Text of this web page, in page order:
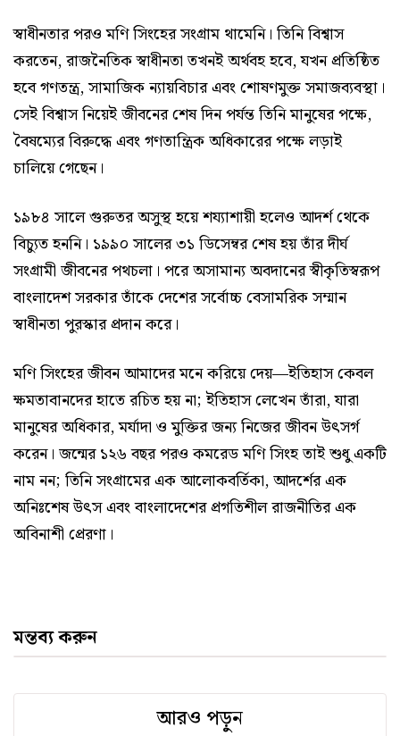
স্বাধীনতার পরও মণি সিংহের সংগ্রাম থামেনি। তিনি বিশ্বাস
করতেন, রাজনৈতিক স্বাধীনতা তখনই অর্থবহ হবে, যখন প্রতিষ্ঠিত
হবে গণতন্ত্র, সামাজিক ন্যায়বিচার এবং শোষণমুক্ত সমাজব্যবস্থা।
সেই বিশ্বাস নিয়েই জীবনের শেষ দিন পর্যন্ত তিনি মানুষের পক্ষে,
বৈষম্যের বিরুদ্ধে এবং গণতান্ত্রিক অধিকারের পক্ষে লড়াই
চালিয়ে গেছেন।
১৯৮৪ সালে গুরুতর অসুস্থ হয়ে শয্যাশায়ী হলেও আদর্শ থেকে
বিচ্যুত হননি। ১৯৯০ সালের ৩১ ডিসেম্বর শেষ হয় তাঁর দীর্ঘ
সংগ্রামী জীবনের পথচলা। পরে অসামান্য অবদানের স্বীকৃতিস্বরূপ
বাংলাদেশ সরকার তাঁকে দেশের সর্বোচ্চ বেসামরিক সম্মান
স্বাধীনতা পুরস্কার প্রদান করে।
মণি সিংহের জীবন আমাদের মনে করিয়ে দেয়—ইতিহাস কেবল
ক্ষমতাবানদের হাতে রচিত হয় না; ইতিহাস লেখেন তাঁরা, যারা
মানুষের অধিকার, মর্যাদা ও মুক্তির জন্য নিজের জীবন উৎসর্গ
করেন। জন্মের ১২৬ বছর পরও কমরেড মণি সিংহ তাই শুধু একটি
নাম নন; তিনি সংগ্রামের এক আলোকবর্তিকা, আদর্শের এক
অনিঃশেষ উৎস এবং বাংলাদেশের প্রগতিশীল রাজনীতির এক
অবিনাশী প্রেরণা।
মন্তব্য করুন
আরও পড়ুন